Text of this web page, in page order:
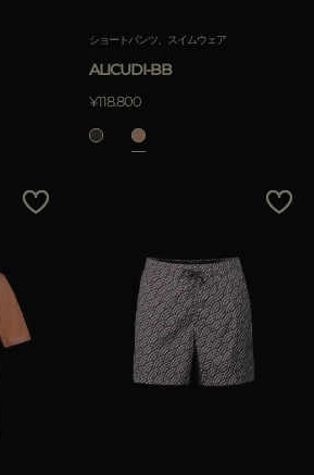
ショートパンツ、スイムウェア
ALICUDI-BB
¥118.800